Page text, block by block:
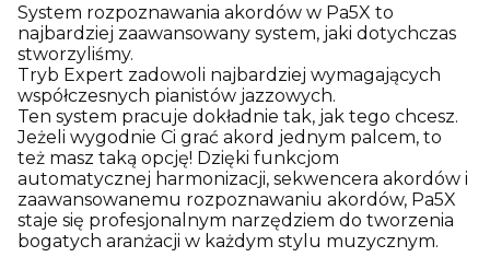
System rozpoznawania akordów w Pa5X to
najbardziej zaawansowany system, jaki dotychczas
stworzyliśmy.
Tryb Expert zadowoli najbardziej wymagających
współczesnych pianistów jazzowych.
Ten system pracuje dokładnie tak, jak tego chcesz.
Jeżeli wygodnie Ci grać akord jednym palcem, to
też masz taką opcję! Dzięki funkcjom
automatycznej harmonizacji, sekwencera akordów i
zaawansowanemu rozpoznawaniu akordów, Pa5X
staje się profesjonalnym narzędziem do tworzenia
bogatych aranżacji w każdym stylu muzycznym.